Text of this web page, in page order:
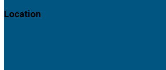
Location